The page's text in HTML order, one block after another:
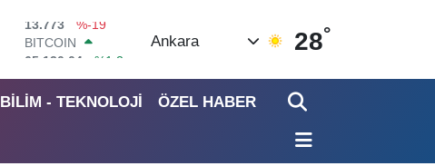
BITCOIN
65.130,04
EURO
Ankara 28°
BİLİM - TEKNOLOJİ ÖZEL HABER